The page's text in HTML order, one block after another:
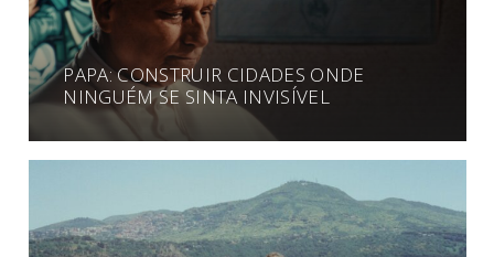
PAPA: CONSTRUIR CIDADES ONDE
NINGUÉM SE SINTA INVISÍVEL